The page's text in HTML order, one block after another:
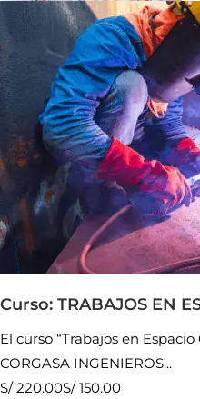
Curso: TRABAJOS EN
El curso “Trabajos en
CORGASA INGENIEROS...
S/ 220.00S/ 150.00